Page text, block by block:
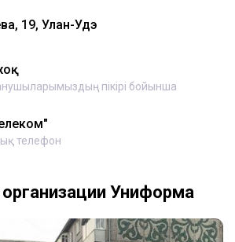
19, Улан-Удэ
пікірі бойынша
телефон
Униформа